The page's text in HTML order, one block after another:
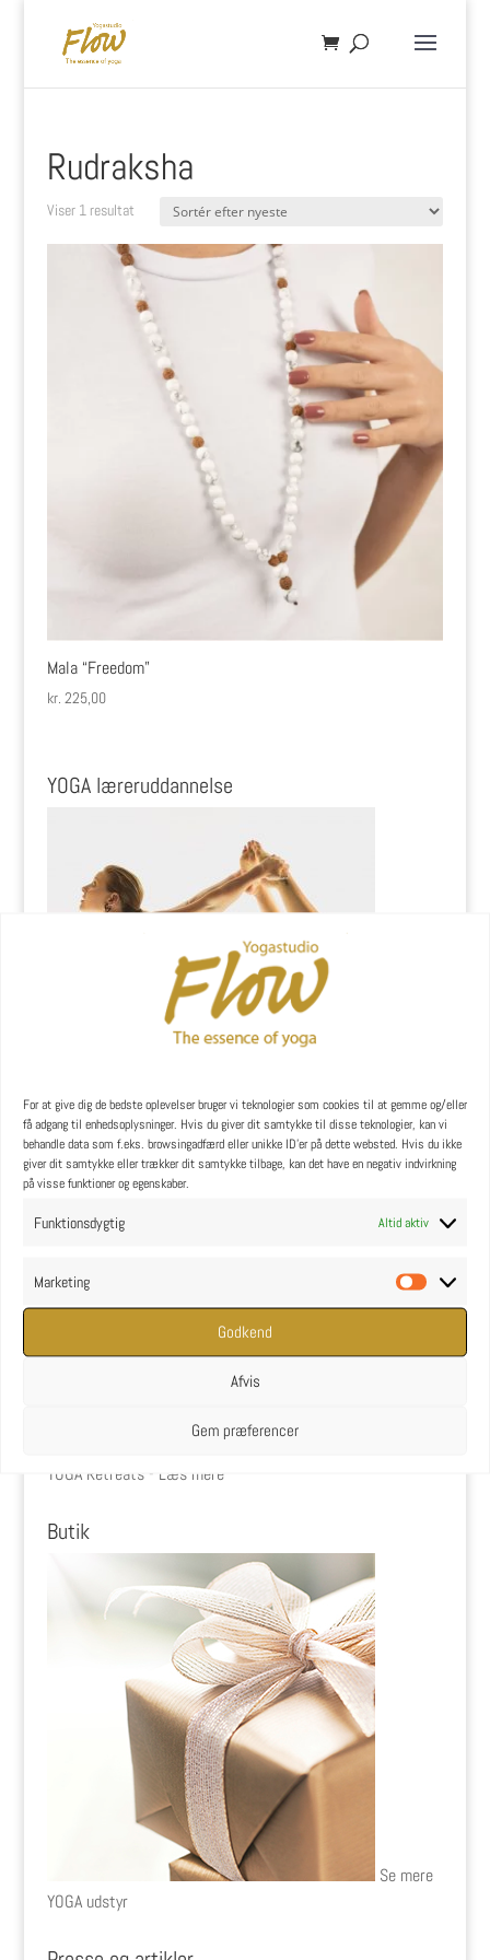
For at give dig de bedste oplevelser bruger vi teknologier som cookies til at gemme og/eller
få adgang til enhedsoplysninger. Hvis du giver dit samtykke til disse teknologier, kan vi
behandle data som f.eks. browsingadfærd eller unikke ID'er på dette websted. Hvis du ikke
giver dit samtykke eller trækker dit samtykke tilbage, kan det have en negativ indvirkning
på visse funktioner og egenskaber.
Funktionsdygtig Altid aktiv
Marketing
Godkend
Afvis
Gem præferencer
Rudraksha
Viser 1 resultat
Mala “Freedom”
kr. 225,00
YOGA læreruddannelse
YOGA uddannelse - læs mere
YOGA Retreats
YOGA Retreats - Læs mere
Butik
Se mere
YOGA udstyr